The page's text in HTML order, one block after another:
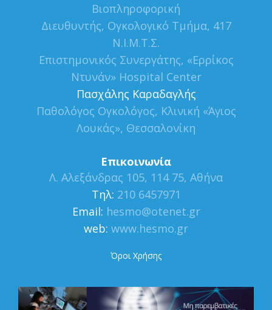
Βιοπληροφορική
Διευθυντής, Ογκολογικό Τμήμα, 417
Ν.Ι.Μ.Τ.Σ.
Επιστημονικός Συνεργάτης, «Ερρίκος
Ντυνάν» Hospital Center
Πασχάλης Καραδαγλής
Παθολόγος Ογκολόγος, Κλινική «Άγιος
Λουκάς», Θεσσαλονίκη
Επικοινωνία
Λ. Αλεξάνδρας 105, 114 75, Αθήνα
Τηλ: 210 6457971
Εmail: hesmo@otenet.gr
web: www.hesmo.gr
Όροι Χρήσης